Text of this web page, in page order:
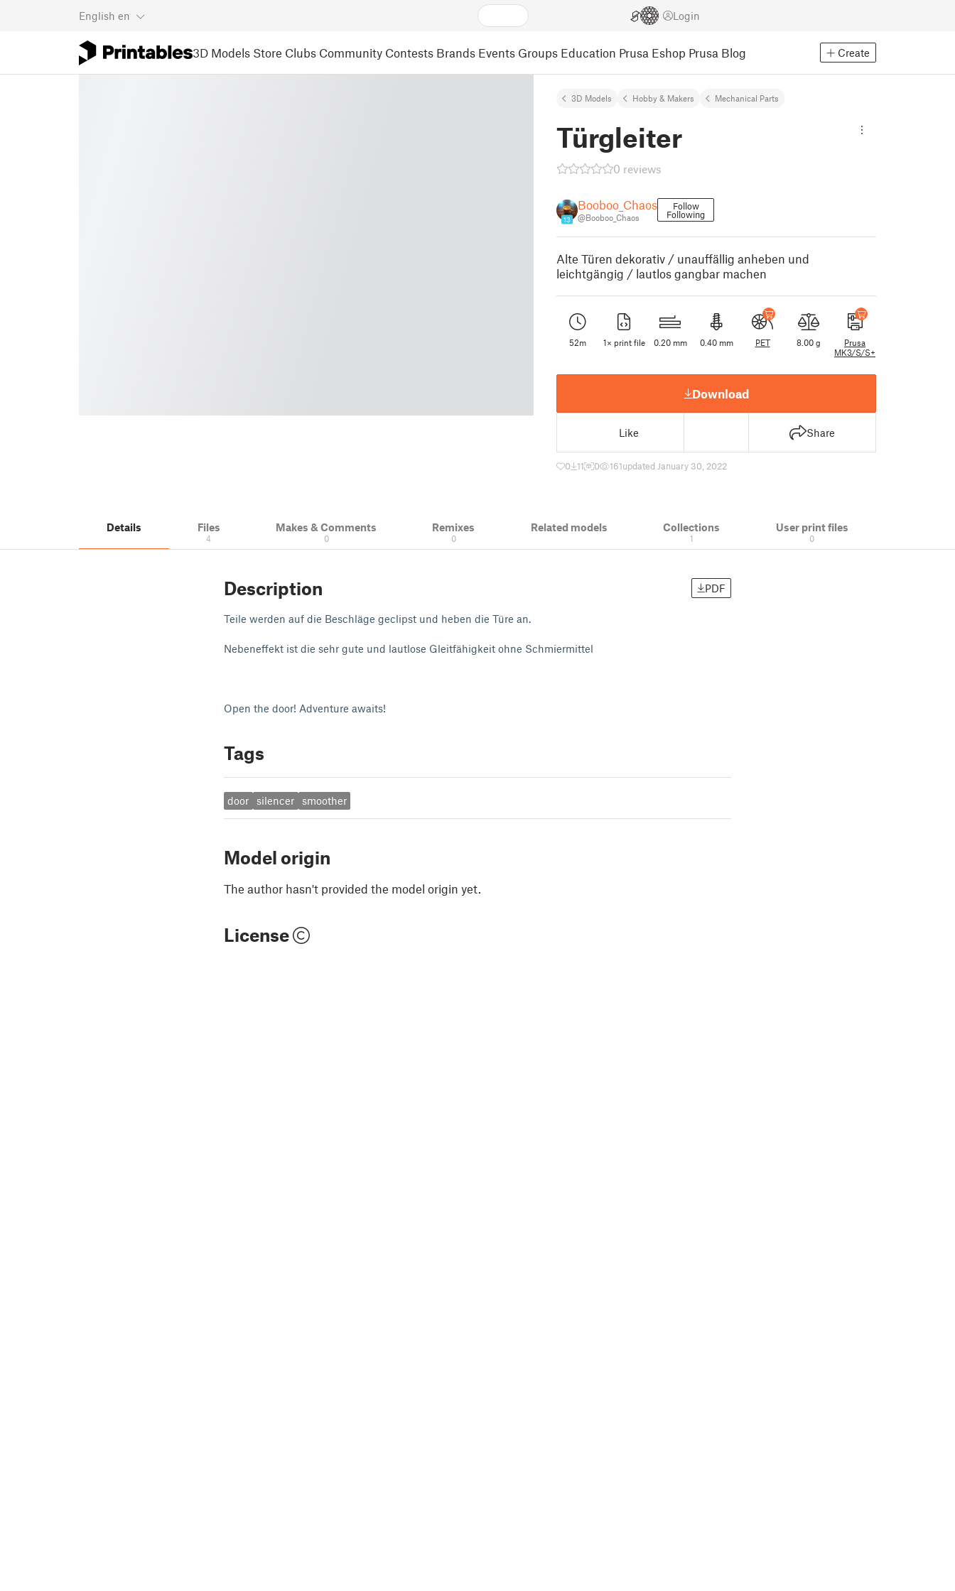
English en Login
3D Models Store Clubs Community Contests Brands Events Groups Education Prusa Eshop Prusa Blog Create
3D Models Hobby & Makers Mechanical Parts
Türgleiter
0 reviews
13
Booboo_Chaos
@Booboo_Chaos
Follow
Following
Alte Türen dekorativ / unauffällig anheben und
leichtgängig / lautlos gangbar machen
52m 1× print file 0.20 mm 0.40 mm PET 8.00 g
Prusa
MK3/S/S+
Download
Like Share
0 11 0 161updated January 30, 2022
Details Files
4
Makes & Comments
0
Remixes
0
Related models Collections
1
User print files
0
Description PDF
Teile werden auf die Beschläge geclipst und heben die Türe an.
Nebeneffekt ist die sehr gute und lautlose Gleitfähigkeit ohne Schmiermittel
Open the door! Adventure awaits!
Tags
door silencer smoother
Model origin
The author hasn't provided the model origin yet.
License